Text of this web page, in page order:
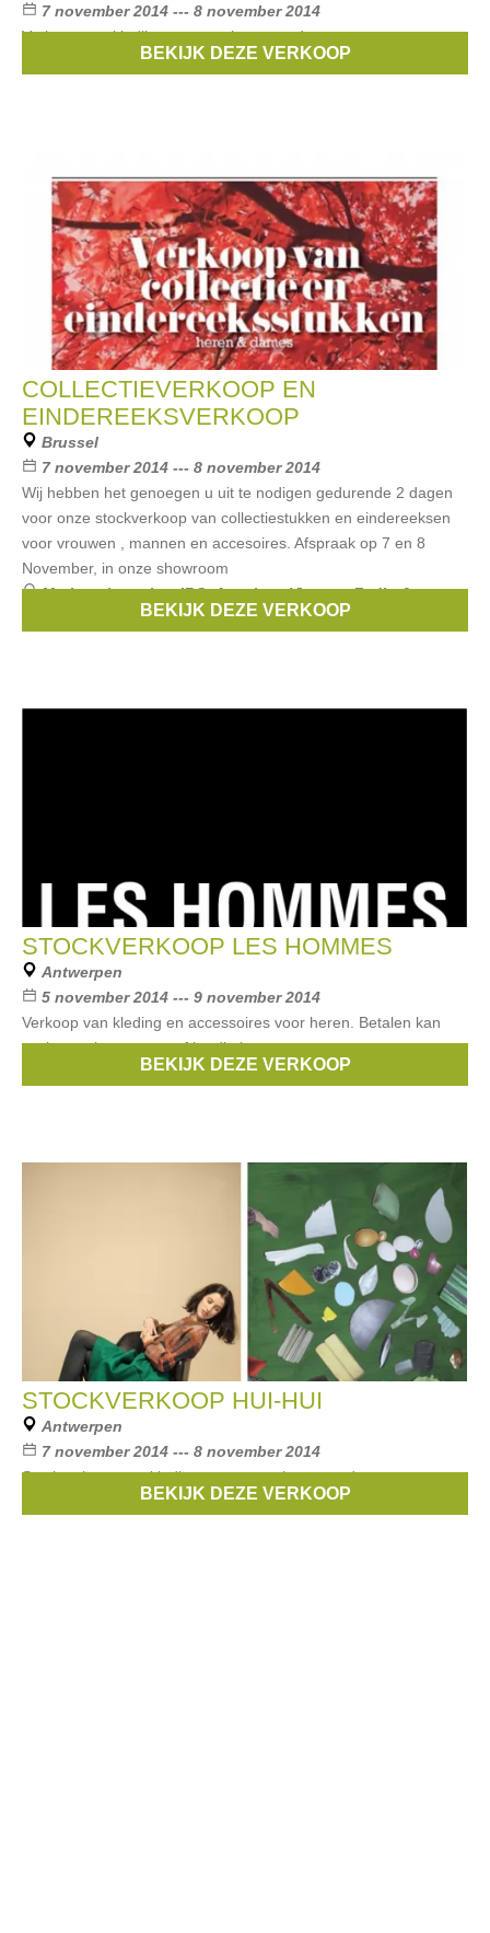
7 november 2014 --- 8 november 2014
Verkoop van kledij en accessoires voor dames
Pelican Avenue
BEKIJK DEZE VERKOOP
COLLECTIEVERKOOP EN
EINDEREEKSVERKOOP
Brussel
7 november 2014 --- 8 november 2014
Wij hebben het genoegen u uit te nodigen gedurende 2 dagen
voor onze stockverkoop van collectiestukken en eindereeksen
voor vrouwen , mannen en accesoires. Afspraak op 7 en 8
November, in onze showroom
Merken:berenice,IRO,American Vintage,Zadig &
LES PETITES, ...
BEKIJK DEZE VERKOOP
STOCKVERKOOP LES HOMMES
Antwerpen
5 november 2014 --- 9 november 2014
Verkoop van kleding en accessoires voor heren. Betalen kan
cash, met bancontact of kredietkaart.
LES HOMMES
BEKIJK DEZE VERKOOP
STOCKVERKOOP HUI-HUI
Antwerpen
7 november 2014 --- 8 november 2014
Stockverkoop van kleding en accessoires voor dames.
HUI-HUIBEKIJK DEZE VERKOOP